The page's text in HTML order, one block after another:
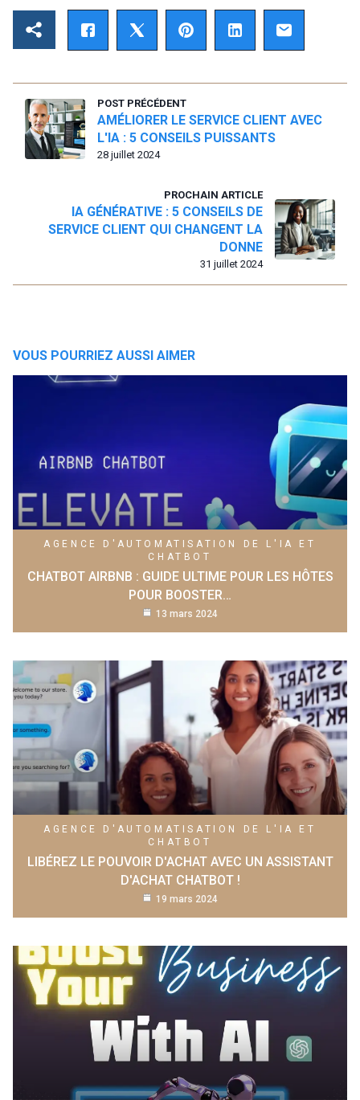
POST PRÉCÉDENT
28 juillet 2024
AMÉLIORER LE SERVICE CLIENT AVEC
L'IA : 5 CONSEILS PUISSANTS
PROCHAIN ARTICLE
31 juillet 2024
IA GÉNÉRATIVE : 5 CONSEILS DE
SERVICE CLIENT QUI CHANGENT LA
DONNE
VOUS POURRIEZ AUSSI AIMER
AGENCE D'AUTOMATISATION DE L'IA ET
CHATBOT
CHATBOT AIRBNB : GUIDE ULTIME POUR LES HÔTES
POUR BOOSTER…
13 mars 2024
AGENCE D'AUTOMATISATION DE L'IA ET
CHATBOT
LIBÉREZ LE POUVOIR D'ACHAT AVEC UN ASSISTANT
D'ACHAT CHATBOT !
19 mars 2024